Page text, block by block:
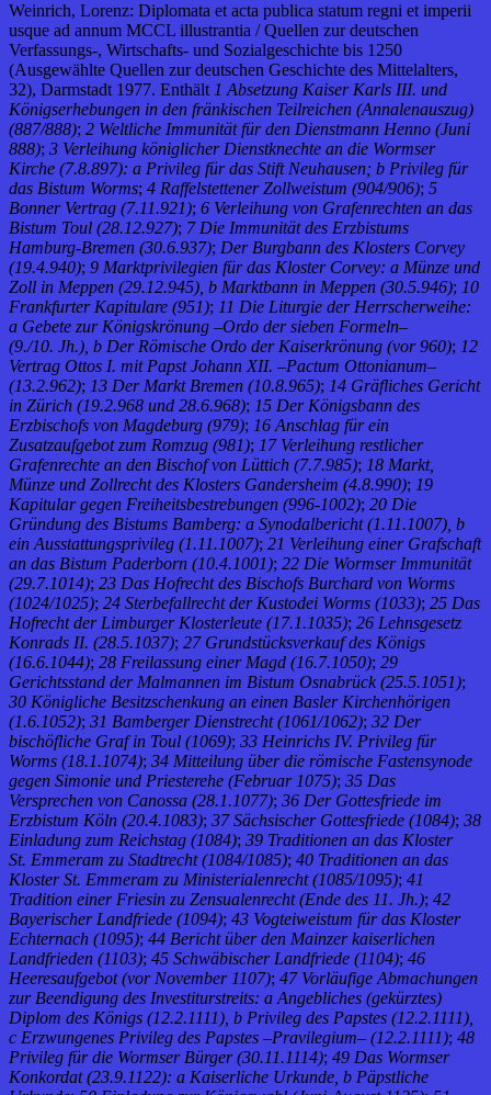
Weinrich, Lorenz: Diplomata et acta publica statum regni et imperii
usque ad annum MCCL illustrantia / Quellen zur deutschen
Verfassungs-, Wirtschafts- und Sozialgeschichte bis 1250
(Ausgewählte Quellen zur deutschen Geschichte des Mittelalters,
32), Darmstadt 1977. Enthält 1 Absetzung Kaiser Karls III. und
Königserhebungen in den fränkischen Teilreichen (Annalenauszug)
(887/888); 2 Weltliche Immunität für den Dienstmann Henno (Juni
888); 3 Verleihung königlicher Dienstknechte an die Wormser
Kirche (7.8.897): a Privileg für das Stift Neuhausen; b Privileg für
das Bistum Worms; 4 Raffelstettener Zollweistum (904/906); 5
Bonner Vertrag (7.11.921); 6 Verleihung von Grafenrechten an das
Bistum Toul (28.12.927); 7 Die Immunität des Erzbistums
Hamburg-Bremen (30.6.937); Der Burgbann des Klosters Corvey
(19.4.940); 9 Marktprivilegien für das Kloster Corvey: a Münze und
Zoll in Meppen (29.12.945), b Marktbann in Meppen (30.5.946); 10
Frankfurter Kapitulare (951); 11 Die Liturgie der Herrscherweihe:
a Gebete zur Königskrönung –Ordo der sieben Formeln–
(9./10. Jh.), b Der Römische Ordo der Kaiserkrönung (vor 960); 12
Vertrag Ottos I. mit Papst Johann XII. –Pactum Ottonianum–
(13.2.962); 13 Der Markt Bremen (10.8.965); 14 Gräfliches Gericht
in Zürich (19.2.968 und 28.6.968); 15 Der Königsbann des
Erzbischofs von Magdeburg (979); 16 Anschlag für ein
Zusatzaufgebot zum Romzug (981); 17 Verleihung restlicher
Grafenrechte an den Bischof von Lüttich (7.7.985); 18 Markt,
Münze und Zollrecht des Klosters Gandersheim (4.8.990); 19
Kapitular gegen Freiheitsbestrebungen (996-1002); 20 Die
Gründung des Bistums Bamberg: a Synodalbericht (1.11.1007), b
ein Ausstattungsprivileg (1.11.1007); 21 Verleihung einer Grafschaft
an das Bistum Paderborn (10.4.1001); 22 Die Wormser Immunität
(29.7.1014); 23 Das Hofrecht des Bischofs Burchard von Worms
(1024/1025); 24 Sterbefallrecht der Kustodei Worms (1033); 25 Das
Hofrecht der Limburger Klosterleute (17.1.1035); 26 Lehnsgesetz
Konrads II. (28.5.1037); 27 Grundstücksverkauf des Königs
(16.6.1044); 28 Freilassung einer Magd (16.7.1050); 29
Gerichtsstand der Malmannen im Bistum Osnabrück (25.5.1051);
30 Königliche Besitzschenkung an einen Basler Kirchenhörigen
(1.6.1052); 31 Bamberger Dienstrecht (1061/1062); 32 Der
bischöfliche Graf in Toul (1069); 33 Heinrichs IV. Privileg für
Worms (18.1.1074); 34 Mitteilung über die römische Fastensynode
gegen Simonie und Priesterehe (Februar 1075); 35 Das
Versprechen von Canossa (28.1.1077); 36 Der Gottesfriede im
Erzbistum Köln (20.4.1083); 37 Sächsischer Gottesfriede (1084); 38
Einladung zum Reichstag (1084); 39 Traditionen an das Kloster
St. Emmeram zu Stadtrecht (1084/1085); 40 Traditionen an das
Kloster St. Emmeram zu Ministerialenrecht (1085/1095); 41
Tradition einer Friesin zu Zensualenrecht (Ende des 11. Jh.); 42
Bayerischer Landfriede (1094); 43 Vogteiweistum für das Kloster
Echternach (1095); 44 Bericht über den Mainzer kaiserlichen
Landfrieden (1103); 45 Schwäbischer Landfriede (1104); 46
Heeresaufgebot (vor November 1107); 47 Vorläufige Abmachungen
zur Beendigung des Investiturstreits: a Angebliches (gekürztes)
Diplom des Königs (12.2.1111), b Privileg des Papstes (12.2.1111),
c Erzwungenes Privileg des Papstes –Pravilegium– (12.2.1111); 48
Privileg für die Wormser Bürger (30.11.1114); 49 Das Wormser
Konkordat (23.9.1122): a Kaiserliche Urkunde, b Päpstliche